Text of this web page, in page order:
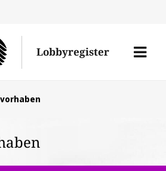
Lobbyregister
Menü